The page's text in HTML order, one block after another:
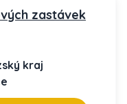
zastávek
kraj